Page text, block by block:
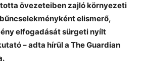
övezeteiben zajló környezeti
elismerő,
elfogadását sürgeti nyílt
– adta hírül a The Guardian
Mr wAIste
ma?